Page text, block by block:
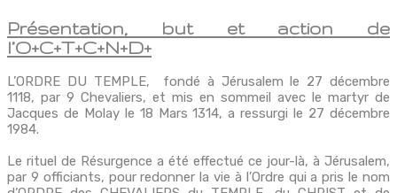
Présentation, but et action de
l’O+C+T+C+N+D+
L’ORDRE DU TEMPLE, fondé à Jérusalem le 27 décembre
1118, par 9 Chevaliers, et mis en sommeil avec le martyr de
Jacques de Molay le 18 Mars 1314, a ressurgi le 27 décembre
1984.
Le rituel de Résurgence a été effectué ce jour-là, à Jérusalem,
par 9 officiants, pour redonner la vie à l’Ordre qui a pris le nom